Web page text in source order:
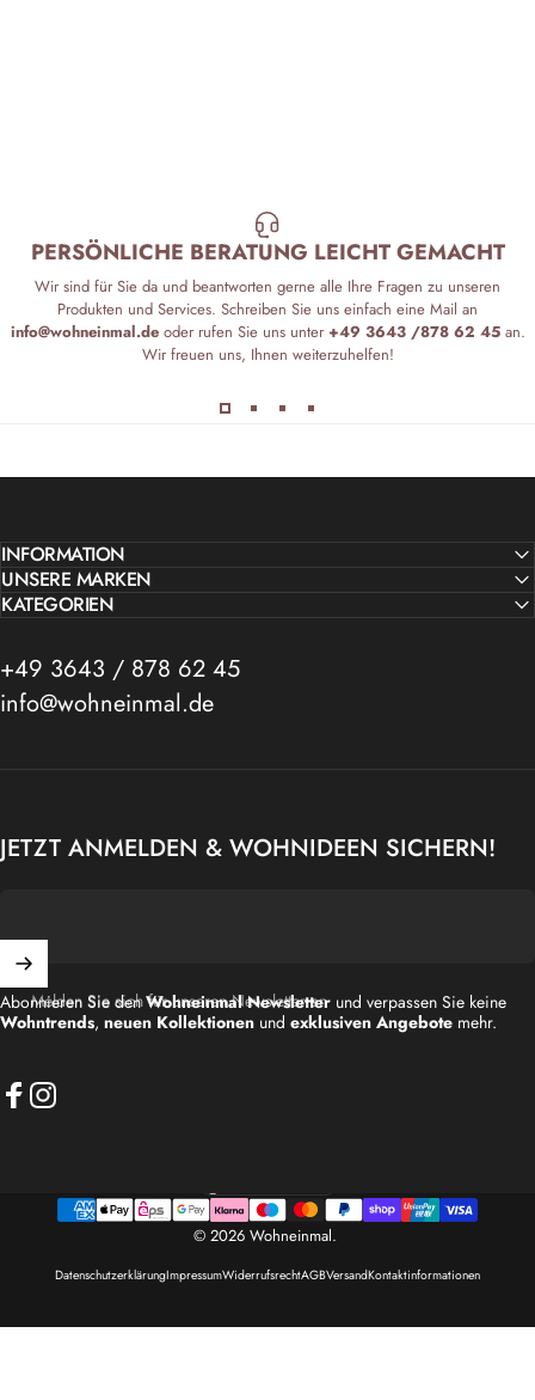
PERSÖNLICHE BERATUNG LEICHT GEMACHT
Wir sind für Sie da und beantworten gerne alle Ihre Fragen zu unseren
Produkten und Services. Schreiben Sie uns einfach eine Mail an
info@wohneinmal.deoder rufen Sie uns unter+49 3643 /878 62 45an.
Wir freuen uns, Ihnen weiterzuhelfen!
INFORMATION
UNSERE MARKEN
KATEGORIEN
+49 3643 / 878 62 45
info@wohneinmal.de
JETZT ANMELDEN & WOHNIDEEN SICHERN!
Melden Sie sich für unseren Newsletter an
Abonnieren Sie denWohneinmal Newsletter und verpassen Sie keine
Wohntrends, neuen Kollektionen und exklusiven Angebote mehr.
© 2026 Wohneinmal.
DatenschutzerklärungImpressumWiderrufsrechtAGBVersandKontaktinformationen
Land/Region